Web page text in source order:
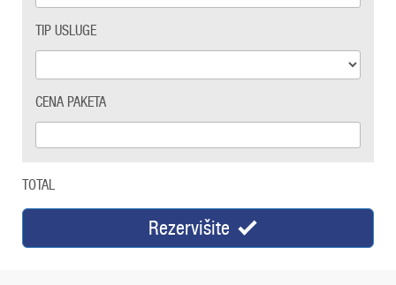
TIP USLUGE
CENA PAKETA
TOTAL
Rezervišite